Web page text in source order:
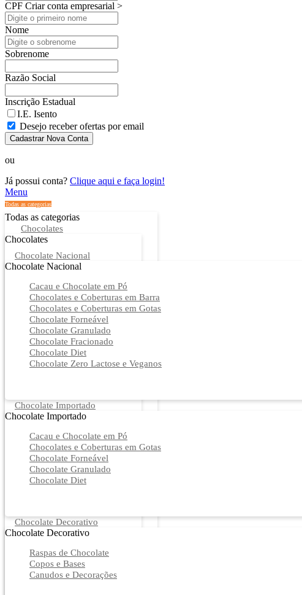
CPF Criar conta empresarial >
Nome
Sobrenome
Razão Social
Inscrição Estadual
I.E. Isento
Desejo receber ofertas por email
Cadastrar Nova Conta
ou
Já possui conta? Clique aqui e faça login!
Menu
Todas as categorias
Todas as categorias
Chocolates
Chocolates
Chocolate Nacional
Chocolate Nacional
Cacau e Chocolate em Pó
Chocolates e Coberturas em Barra
Chocolates e Coberturas em Gotas
Chocolate Forneável
Chocolate Granulado
Chocolate Fracionado
Chocolate Diet
Chocolate Zero Lactose e Veganos
Chocolate Importado
Chocolate Importado
Cacau e Chocolate em Pó
Chocolates e Coberturas em Gotas
Chocolate Forneável
Chocolate Granulado
Chocolate Diet
Chocolate Decorativo
Chocolate Decorativo
Raspas de Chocolate
Copos e Bases
Canudos e Decorações